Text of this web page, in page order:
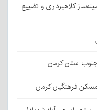
کلاهبرداری و تضییع
استان کرمان
فرهنگیان کرمان